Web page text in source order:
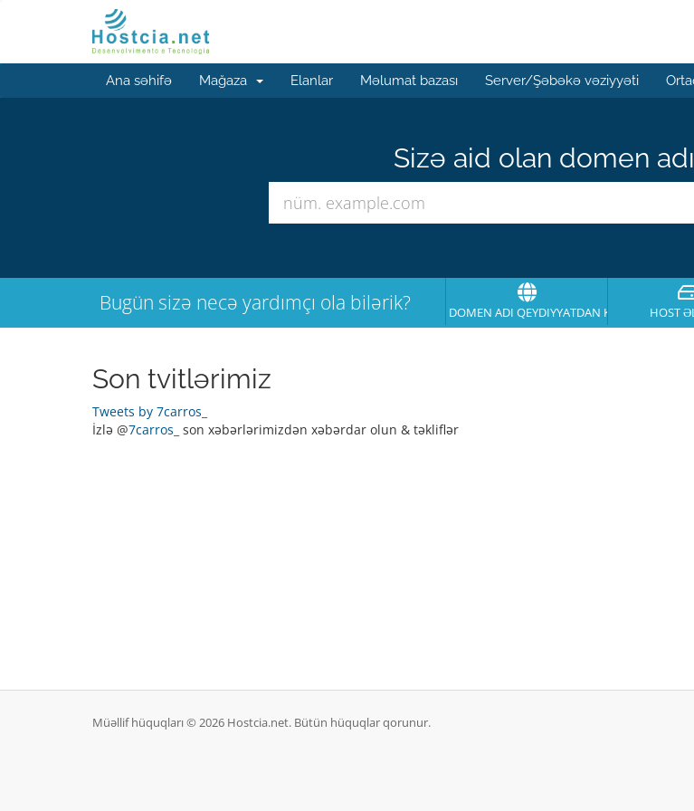
Ana səhifə Mağaza Elanlar Məlumat bazası Server/Şəbəkə vəziyyəti
Sizə aid olan domen
Bugün sizə necə yardımçı ola bilərik? DOMEN ADI QEYDIYYATDAN KEÇIRT HOST
Son tvitlərimiz
Tweets by 7carros_
İzlə @7carros_ son xəbərlərimizdən xəbərdar olun & təkliflər
Müəllif hüquqları © 2026 Hostcia.net. Bütün hüquqlar qorunur.